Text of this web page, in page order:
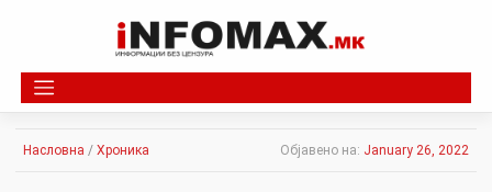
Насловна / Хроника Објавено на: January 26, 2022